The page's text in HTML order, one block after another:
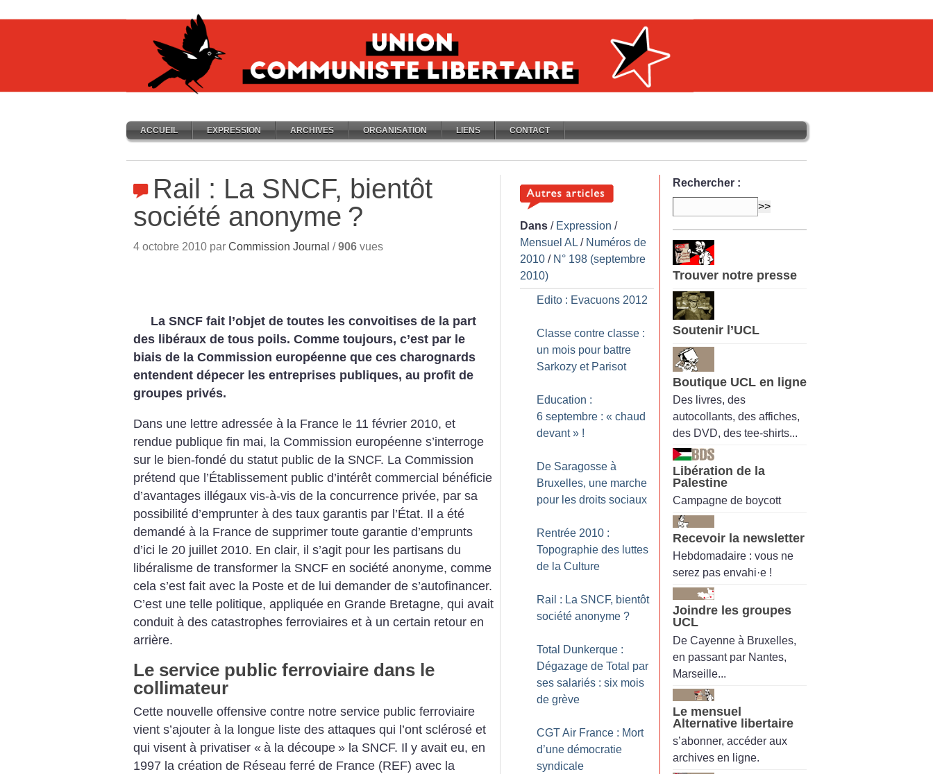
ACCUEIL EXPRESSION ARCHIVES ORGANISATION LIENS CONTACT
Rail : La SNCF, bientôt
société anonyme ?
4 octobre 2010 par Commission Journal /906 vues
La SNCF fait l’objet de toutes les convoitises de la part
des libéraux de tous poils. Comme toujours, c’est par le
biais de la Commission européenne que ces charognards
entendent dépecer les entreprises publiques, au profit de
groupes privés.
Dans une lettre adressée à la France le 11 février 2010, et
rendue publique fin mai, la Commission européenne s’interroge
sur le bien-fondé du statut public de la SNCF. La Commission
prétend que l’Établissement public d’intérêt commercial bénéficie
d’avantages illégaux vis-à-vis de la concurrence privée, par sa
possibilité d’emprunter à des taux garantis par l’État. Il a été
demandé à la France de supprimer toute garantie d’emprunts
d’ici le 20 juillet 2010. En clair, il s’agit pour les partisans du
libéralisme de transformer la SNCF en société anonyme, comme
cela s’est fait avec la Poste et de lui demander de s’autofinancer.
C’est une telle politique, appliquée en Grande Bretagne, qui avait
conduit à des catastrophes ferroviaires et à un certain retour en
arrière.
Le service public ferroviaire dans le
collimateur
Cette nouvelle offensive contre notre service public ferroviaire
vient s’ajouter à la longue liste des attaques qui l’ont sclérosé et
qui visent à privatiser « à la découpe » la SNCF. Il y avait eu, en
1997 la création de Réseau ferré de France (REF) avec la
Dans / Expression /
Mensuel AL / Numéros de
2010 / N° 198 (septembre
2010)
Edito : Evacuons 2012
Classe contre classe :
un mois pour battre
Sarkozy et Parisot
Education :
6 septembre : « chaud
devant » !
De Saragosse à
Bruxelles, une marche
pour les droits sociaux
Rentrée 2010 :
Topographie des luttes
de la Culture
Rail : La SNCF, bientôt
société anonyme ?
Total Dunkerque :
Dégazage de Total par
ses salariés : six mois
de grève
CGT Air France : Mort
d’une démocratie
syndicale
Rechercher :
Trouver notre presse
Soutenir l’UCL
Boutique UCL en ligne
Des livres, des
autocollants, des affiches,
des DVD, des tee-shirts...
Libération de la
Palestine
Campagne de boycott
Recevoir la newsletter
Hebdomadaire : vous ne
serez pas envahi·e !
Joindre les groupes
UCL
De Cayenne à Bruxelles,
en passant par Nantes,
Marseille...
Le mensuel
Alternative libertaire
s’abonner, accéder aux
archives en ligne.